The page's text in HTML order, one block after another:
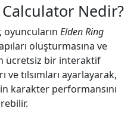
Nedir?
oyuncuların Elden Ring
oluşturmasına ve
ücretsiz bir interaktif
ve tılsımları ayarlayarak,
karakter performansını